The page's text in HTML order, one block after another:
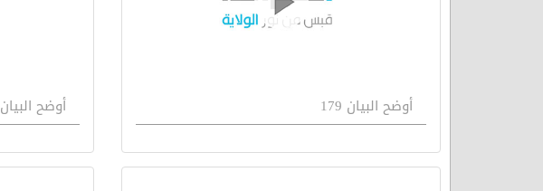
أوضح البيان 179 أوضح البيان 178